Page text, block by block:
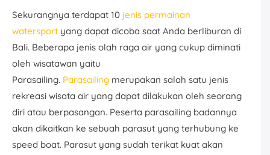
Sekurangnya terdapat 10 jenis permainan
watersport yang dapat dicoba saat Anda berliburan di
Bali. Beberapa jenis olah raga air yang cukup diminati
oleh wisatawan yaitu
Parasailing. Parasailing merupakan salah satu jenis
rekreasi wisata air yang dapat dilakukan oleh seorang
diri atau berpasangan. Peserta parasailing badannya
akan dikaitkan ke sebuah parasut yang terhubung ke
speed boat. Parasut yang sudah terikat kuat akan